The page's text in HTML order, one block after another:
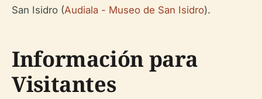
San Isidro (Audiala - Museo de San Isidro).
Información para
Visitantes